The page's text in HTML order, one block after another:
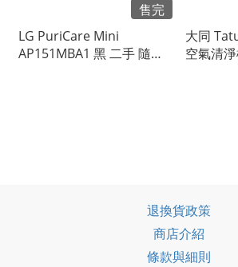
售完
LG PuriCare Mini
AP151MBA1 黑 二手 隨身
大同
空氣清
退換貨政策
商店介紹
條款與細則